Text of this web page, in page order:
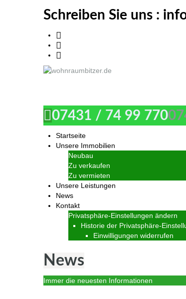
Schreiben Sie uns :
07431 / 74 99 770
Startseite
Unsere Immobilien
Neubau
Zu verkaufen
Zu vermieten
Unsere Leistungen
News
Kontakt
Privatsphäre-Einstellungen ändern
Historie der Privatsphäre-
Einwilligungen widerrufen
News
Immer die neuesten Informationen